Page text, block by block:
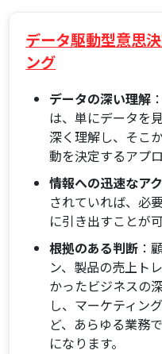
データ駆動型意思
ング
データの深い理解
は、単にデータを
深く理解し、そこ
動を決定するアプ
情報への迅速なア
されていれば、必
に引き出すことが可
根拠のある判断 ：
ン、製品の売上ト
かったビジネスの
し、マーケティン
ど、あらゆる業務
になります。